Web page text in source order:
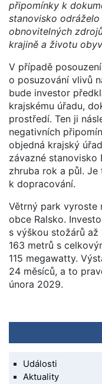
připomínky k
stanovisko
obnovitelných
krajině a životu
V případě
o posuzování vlivů
bude investor
krajskému úřadu,
prostředí. Ten ji
negativních
objedná krajský
závazné stanovisko
zhruba rok a půl.
k dopracování.
Větrný park vyroste
obce Ralsko.
s výškou stožárů
163 metrů s
115 megawatty.
24 měsíců, a to
února 2029.
Události
Aktuality